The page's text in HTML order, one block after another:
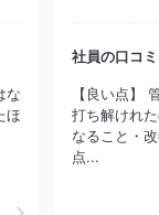
ライジング株式会
)
な
ほ
社員の口コミ
【良い点】
打ち解けれ
なること・
点...